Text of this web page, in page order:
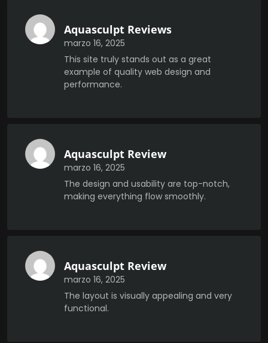
Aquasculpt Reviews
marzo 16, 2025
This site truly stands out as a great
example of quality web design and
performance.
Aquasculpt Review
marzo 16, 2025
The design and usability are top-notch,
making everything flow smoothly.
Aquasculpt Review
marzo 16, 2025
The layout is visually appealing and very
functional.